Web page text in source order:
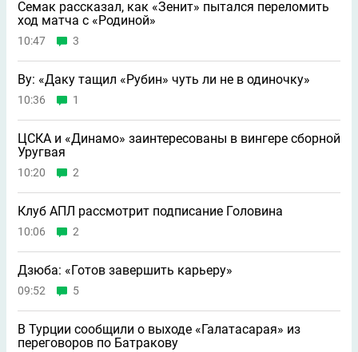
Семак рассказал, как «Зенит» пытался переломить
ход матча с «Родиной»
10:47 3
Ву: «Даку тащил «Рубин» чуть ли не в одиночку»
10:36 1
ЦСКА и «Динамо» заинтересованы в вингере сборной
Уругвая
10:20 2
Клуб АПЛ рассмотрит подписание Головина
10:06 2
Дзюба: «Готов завершить карьеру»
09:52 5
В Турции сообщили о выходе «Галатасарая» из
переговоров по Батракову